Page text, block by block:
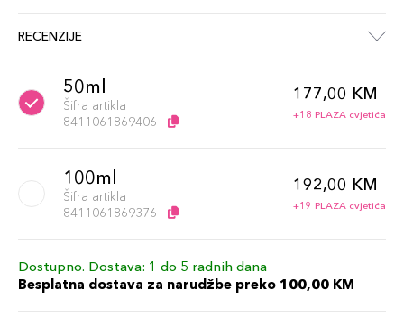
RECENZIJE
50ml
Šifra artikla
8411061869406
177,00 KM
+18 PLAZA cvjetića
100ml
Šifra artikla
8411061869376
192,00 KM
+19 PLAZA cvjetića
Dostupno. Dostava: 1 do 5 radnih dana
Besplatna dostava za narudžbe preko 100,00 KM